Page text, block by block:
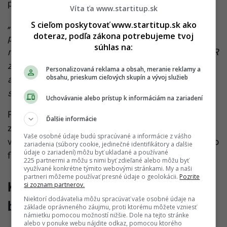
procese.
„V konaní o protestoch neodstránil zásadné
porušenia zákona, majúce charakter reťazenia
nezákonnosti, ktorými Ministerstvo zdravotníctva SR
zasiahlo v neprospech práv účastníkov
administratívneho konania, preto vo veciach podám
správne žaloby,“
odôvodnil.
Podľa prokurátora rezort postupoval v rozpore so
zákonom už pri samotnom nastavovaní konania o
vydanie povolení, čo v konečnom dôsledku poškodilo
firmy, ktoré sa do súťaže zapojili.
KDH varuje pred finančnou
blamážou
Víta ťa www.startitup.sk
S cieľom poskytovať www.startitup.sk ako
doteraz, podľa zákona potrebujeme tvoj
súhlas na:
Personalizovaná reklama a obsah, meranie reklamy a
obsahu, prieskum cieľových skupín a vývoj služieb
Uchovávanie alebo prístup k informáciám na zariadení
Ďalšie informácie
Vaše osobné údaje budú spracúvané a informácie z vášho
zariadenia (súbory cookie, jedinečné identifikátory a ďalšie
údaje o zariadení) môžu byť ukladané a používané
225 partnermi a môžu s nimi byť zdieľané alebo môžu byť
využívané konkrétne týmito webovými stránkami. My a naši
partneri môžeme používať presné údaje o geolokácii. Pozrite
si zoznam partnerov.
Niektorí dodávatelia môžu spracúvať vaše osobné údaje na
základe oprávneného záujmu, proti ktorému môžete vzniesť
námietku pomocou možností nižšie. Dole na tejto stránke
alebo v ponuke webu nájdite odkaz, pomocou ktorého